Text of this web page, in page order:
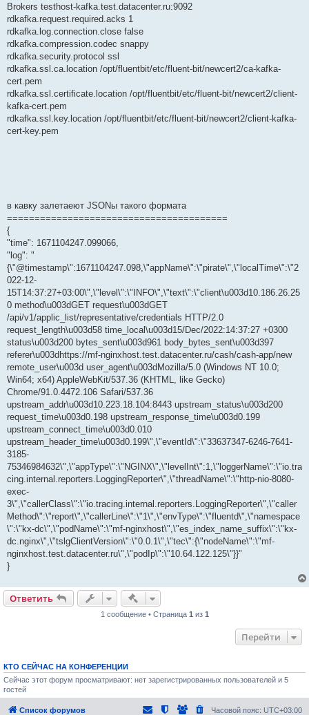
Brokers testhost-kafka.test.datacenter.ru:9092
rdkafka.request.required.acks 1
rdkafka.log.connection.close false
rdkafka.compression.codec snappy
rdkafka.security.protocol ssl
rdkafka.ssl.ca.location /opt/fluentbit/etc/fluent-bit/newcert2/ca-kafka-
cert.pem
rdkafka.ssl.certificate.location /opt/fluentbit/etc/fluent-bit/newcert2/client-
kafka-cert.pem
rdkafka.ssl.key.location /opt/fluentbit/etc/fluent-bit/newcert2/client-kafka-
cert-key.pem
в кавку залетаеют JSONы такого формата
========================================
{
"time": 1671104247.099066,
"log": "
{\"@timestamp\":1671104247.098,\"appName\":\"pirate\",\"localTime\":\"2
022-12-
15T14:37:27+03:00\",\"level\":\"INFO\",\"text\":\"client\u003d10.186.26.25
0 method\u003dGET request\u003dGET
/api/v1/applic_list/representative/credentials HTTP/2.0
request_length\u003d58 time_local\u003d15/Dec/2022:14:37:27 +0300
status\u003d200 bytes_sent\u003d961 body_bytes_sent\u003d397
referer\u003dhttps://mf-nginxhost.test.datacenter.ru/cash/cash-app/new
remote_user\u003d user_agent\u003dMozilla/5.0 (Windows NT 10.0;
Win64; x64) AppleWebKit/537.36 (KHTML, like Gecko)
Chrome/91.0.4472.106 Safari/537.36
upstream_addr\u003d10.223.18.104:8443 upstream_status\u003d200
request_time\u003d0.198 upstream_response_time\u003d0.199
upstream_connect_time\u003d0.010
upstream_header_time\u003d0.199\",\"eventId\":\"33637347-6246-7641-
3185-
75346984632\",\"appType\":\"NGINX\",\"levelInt\":1,\"loggerName\":\"io.tra
cing.internal.reporters.LoggingReporter\",\"threadName\":\"http-nio-8080-
exec-
3\",\"callerClass\":\"io.tracing.internal.reporters.LoggingReporter\",\"caller
Method\":\"report\",\"callerLine\":\"1\",\"envType\":\"fluentd\",\"namespace
\":\"kx-dc\",\"podName\":\"mf-nginxhost\",\"es_index_name_suffix\":\"kx-
dc.nginx\",\"tslgClientVersion\":\"0.0.1\",\"tec\":{\"nodeName\":\"mf-
nginxhost.test.datacenter.ru\",\"podIp\":\"10.64.122.125\"}}"
}
Ответить Быстрые действия
1 сообщение • Страница 1 из 1
Перейти
КТО СЕЙЧАС НА КОНФЕРЕНЦИИ
Сейчас этот форум просматривают: нет зарегистрированных пользователей и 5
гостей
Список форумов Часовой пояс: UTC+03:00